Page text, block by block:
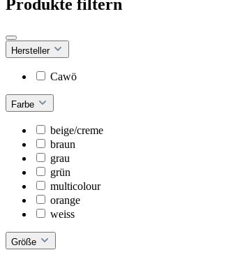
Produkte filtern
Hersteller
Cawö
Farbe
beige/creme
braun
grau
grün
multicolour
orange
weiss
Größe